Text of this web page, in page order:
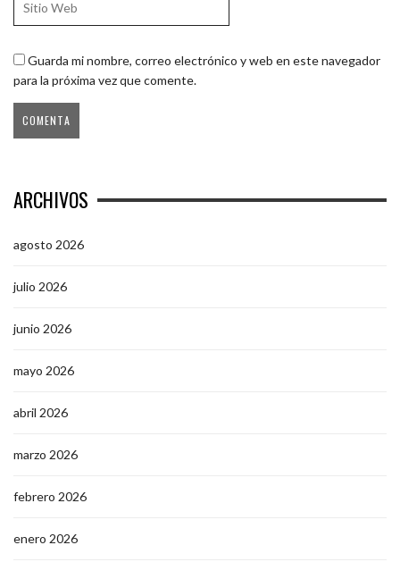
Guarda mi nombre, correo electrónico y web en este navegador
para la próxima vez que comente.
ARCHIVOS
agosto 2026
julio 2026
junio 2026
mayo 2026
abril 2026
marzo 2026
febrero 2026
enero 2026